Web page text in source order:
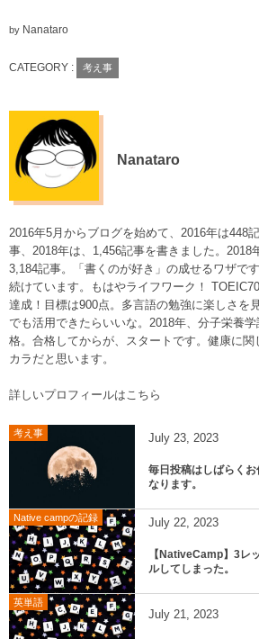
by Nanataro
CATEGORY : 考え事
Nanataro
2016年5月からブログを始めて、2016年は448
事、2018年は、1,456記事を書きました。2018
3,184記事。「書くのが好き」の成せるワザで
続けています。もはやライフワーク！
達成！目標は900点。多言語の勉強に楽しさを
でも活用できたらいいな。2018年、分子栄養
格。合格してからが、スタートです。健康に関
カラだと思います。
詳しいプロフィールはこちら
考え事 July 23, 2023
毎日投稿はしばらく
なります。
Native campの記録 July 22, 2023
【NativeCamp】3レ
ルしてしまった。
英単語
July 21, 2023